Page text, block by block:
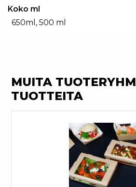
Koko ml
650ml, 500 ml
MUITA
TUOTTEITA